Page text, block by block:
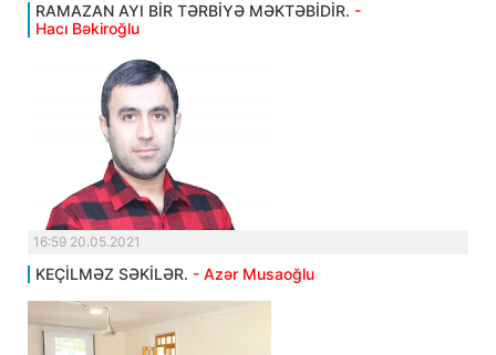
RAMAZAN AYI BİR TƏRBİYƏ MƏKTƏBİDİR. -
Hacı Bəkiroğlu
16:59 20.05.2021
KEÇİLMƏZ SƏKİLƏR. - Azər Musaoğlu